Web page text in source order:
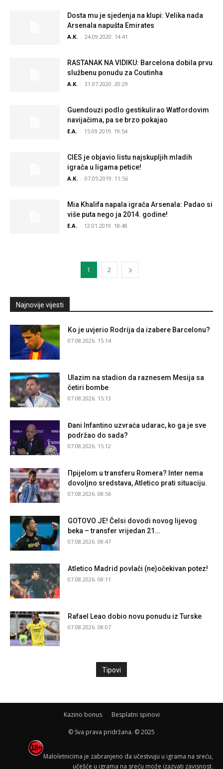
Dosta mu je sjedenja na klupi: Velika nada
Arsenala napušta Emirates
A.K. - 24.09.2020. 14:41
RASTANAK NA VIDIKU: Barcelona dobila prvu
službenu ponudu za Coutinha
A.K. - 31.07.2020. 20:29
Guendouzi podlo gestikulirao Watfordovim
navijačima, pa se brzo pokajao
E.A. - 15.09.2019. 19:54
CIES je objavio listu najskupljih mladih
igrača u ligama petice!
A.K. - 07.05.2019. 11:56
Mia Khalifa napala igrača Arsenala: Padao si
više puta nego ja 2014. godine!
E.A. - 12.01.2019. 18:48
1 2
Najnovije vijesti
Ko je uvjerio Rodrija da izabere Barcelonu?
07.08.2026. 15:14
Ulazim na stadion da raznesem Mesija sa
četiri bombe
07.08.2026. 15:13
Đani Infantino uzvraća udarac, ko ga je sve
podržao do sada?
07.08.2026. 15:12
Прijelom u transferu Romera? Inter nema
dovoljno sredstava, Atletico prati situaciju.
07.08.2026. 08:56
GOTOVO JE! Čelsi dovodi novog lijevog
beka – transfer vrijedan 21...
07.08.2026. 08:47
Atletico Madrid povlači (ne)očekivan potez!
07.08.2026. 08:11
Rafael Leao dobio novu ponudu iz Turske
07.08.2026. 08:07
Tipovi
Kazino bonus Besplatni spinovi
© Sva prava pridržana. © 2025
Maloletnicima je zabranjeno da učestvuju u igrama na sreću,
učešće u igrama na sreću može izazvati zavisnost.